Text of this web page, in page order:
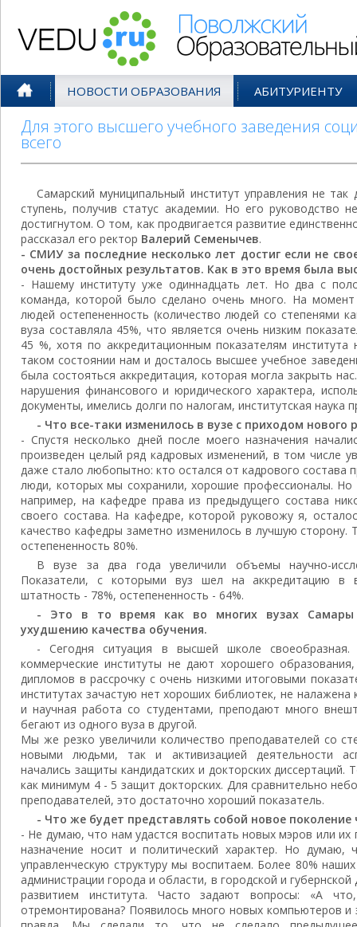
НОВОСТИ ОБРАЗОВАНИЯ АБИТУРИЕНТУ
Для этого высшего учебного заведения
всего
Самарский муниципальный институт управления не
ступень, получив статус академии. Но его руководство
достигнутом. О том, как продвигается развитие
рассказал его ректор Валерий Семенычев.
- СМИУ за последние несколько лет достиг если не
очень достойных результа­тов. Как в это время была
- Нашему институту уже одиннадцать лет. Но два с
команда, которой было сделано очень много. На момент
людей остепененность (количество людей со степенями
вуза составляла 45%, что явля­ется очень низким
45 %, хотя по аккредитаци­онным показателям
таком состоянии нам и досталось высшее учебное
была состояться аккредитация, которая могла закрыть
нарушения финансового и юридического характера,
доку­менты, имелись долги по налогам, институт­ская наука
- Что все-таки изменилось в вузе с приходом нового
- Спустя несколько дней после моего на­значения
произведен целый ряд кадровых изменений, в том числе
даже стало любопытно: кто остался от кадрового состава
люди, которых мы сохранили, хорошие профессионалы.
например, на кафедре права из предыдущего состава
свое­го состава. На кафедре, которой руковожу я,
каче­ство кафедры заметно изменилось в лучшую сторону.
остепененность 80%.
В вузе за два года увеличили объемы научно-
Показатели, с которыми вуз шел на аккре­дитацию в
штатность - 78%, остепененность - 64%.
- Это в то время как во многих вузах Самары
ухудшению качества обучения.
- Сегодня ситуация в высшей школе
коммерческие институты не дают хо­рошего
дипломов в рассрочку с очень низкими итоговыми
институтах зача­стую нет хороших библиотек, не налажена
и науч­ная работа со студентами, преподают много
бе­гают из одного вуза в другой.
Мы же резко увеличили количество пре­подавателей со
новыми людьми, так и активизаци­ей деятельности
начались защиты кандидатских и докторских диссертаций.
как минимум 4 - 5 защит докторских. Для сравнительно
преподавателей, это достаточно хороший показатель.
- Что же будет представлять собой новое поколение
- Не думаю, что нам удастся воспитать но­вых мэров или их
назначение носит и политический ха­рактер. Но думаю,
управленческую структуру мы вос­питаем. Более 80%
администрации города и об­ласти, в городской и
развитием институ­та. Часто задают вопросы: «А
отремонтирована? Появи­лось много новых компьютеров и